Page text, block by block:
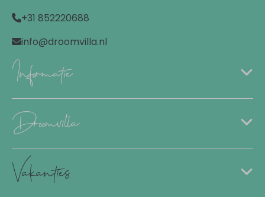
Combimagnetron
Koffiemachine (capsules)
Pannen
Servies
Bestek
Keukengerei
Broodrooster
Woonruimte
+31 852220688
info@droomvilla.nl
Informatie
Droomvilla
Vakanties